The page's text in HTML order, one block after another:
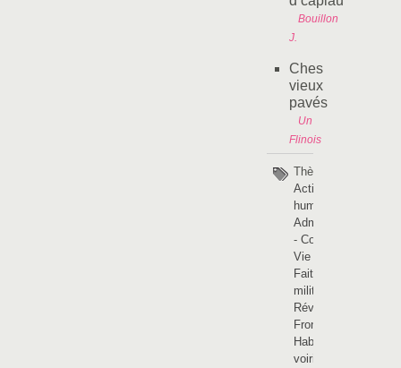
Bouillon
J.
Ches
vieux
pavés
Un
Flinois
Thèmes :
Activités
humaines
Administration
- Coutumes -
Vie sociale
Faits
militaires -
Révolutions
Frontière
Habitats et
voiries